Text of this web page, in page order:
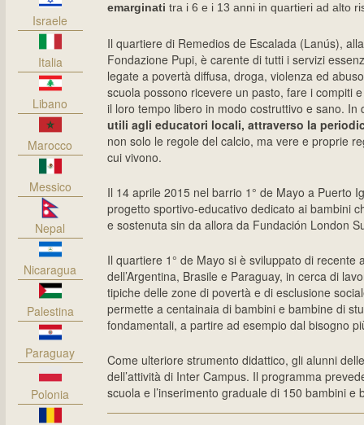
Israele
Italia
Libano
Marocco
Messico
Nepal
Nicaragua
Palestina
Paraguay
Polonia
emarginati tra i 6 e i 13 anni in quartieri ad alto
Il quartiere di Remedios de Escalada (Lanús),
Fondazione Pupi, è carente di tutti i servizi
legate a povertà diffusa, droga, violenza ed
scuola possono ricevere un pasto, fare i compiti
il loro tempo libero in modo costruttivo e sano.
utili agli educatori locali, attraverso la
non solo le regole del calcio, ma vere e proprie
cui vivono.
Il 14 aprile 2015 nel barrio 1° de Mayo a Puerto
progetto sportivo-educativo dedicato ai bambini
e sostenuta sin da allora da Fundación London
Il quartiere 1° de Mayo si è sviluppato di recente
dell’Argentina, Brasile e Paraguay, in cerca di
tipiche delle zone di povertà e di esclusione
permette a centainaia di bambini e bambine di
fondamentali, a partire ad esempio dal bisogno
Come ulteriore strumento didattico, gli alunni
dell’attività di Inter Campus. Il programma
scuola e l’inserimento graduale di 150 bambini e